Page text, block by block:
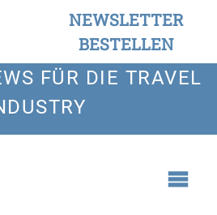
NEWSLETTER
BESTELLEN
FÜR DIE TRAVEL